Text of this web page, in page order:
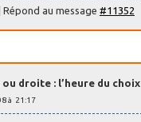
Répond au message #11352
ou droite : l’heure du choix
à 21:17